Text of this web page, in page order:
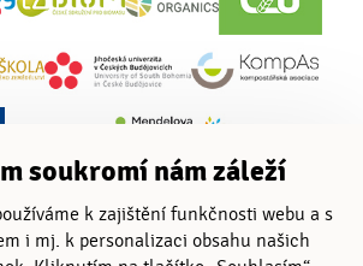
soukromí nám záleží
k zajištění funkčnosti webu a s
i mj. k personalizaci obsahu našich